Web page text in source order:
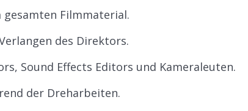
gesamten Filmmaterial.
des Direktors.
Sound Effects Editors und Kameraleuten.
der Dreharbeiten.